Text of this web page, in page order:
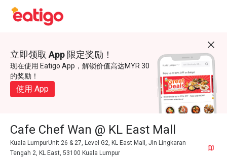
立即领取 App 限定奖励！
现在使用 Eatigo App，解锁价值高达MYR 30
的奖励！
使用 App
Cafe Chef Wan @ KL East Mall
Kuala LumpurUnit 26 & 27, Level G2, KL East Mall, Jln Lingkaran
Tengah 2, KL East, 53100 Kuala Lumpur